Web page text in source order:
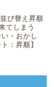
び替え昇順
てしまう
い・おかし
：昇順】